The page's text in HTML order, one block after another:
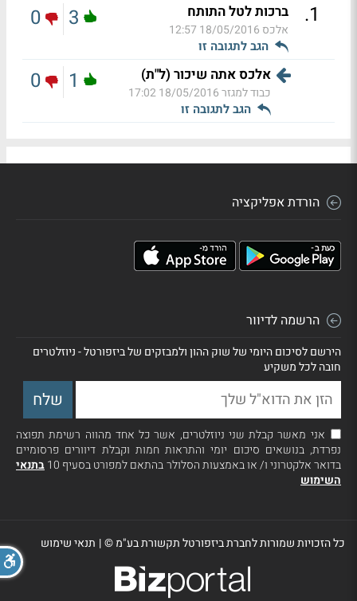
1
. ברכות לטל התותח
אלכס 18/05/2016 12:57
הגב לתגובה זו
3
0
אלכס אתה שיכור (ל"ת)
כבוד למגזר18/05/2016 17:02
הגב לתגובה זו
1
0
הורדת אפליקציה
הרשמה לדיוור
הירשם לסיכום היומי של שוק ההון ולמבזקים של ביזפורטל - ניוזלטרים
חובה לכל משקיע
אני מאשר קבלת שני ניוזלטרים, אשר כל אחד מהווה רשימת תפוצה
נפרדת, בנושאים סיכום יומי והתראות חמות וקבלת דיוורים פרסומיים
בדואר אלקטרוני ו/ או באמצעות הסלולר בהתאם למפורט בסעיף 10
בתנאי
השימוש
כל הזכויות שמורות לחברת ביזפורטל תקשורת בע"מ ©| תנאי שימוש